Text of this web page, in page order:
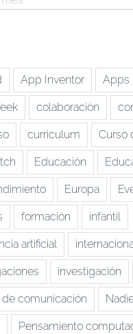
App Inventor Apps
colaboración
curriculum Curso
Educación
Europa
formación infantil
artificial
investigación
comunicación
Pensamiento